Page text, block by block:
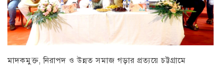
মাদকমুক্ত, নিরাপদ ও উন্নত সমাজ গড়ার প্রত্যয়ে চট্টগ্রামে